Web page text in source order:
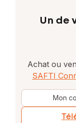
Un de
Achat ou
SAFTI
Mon